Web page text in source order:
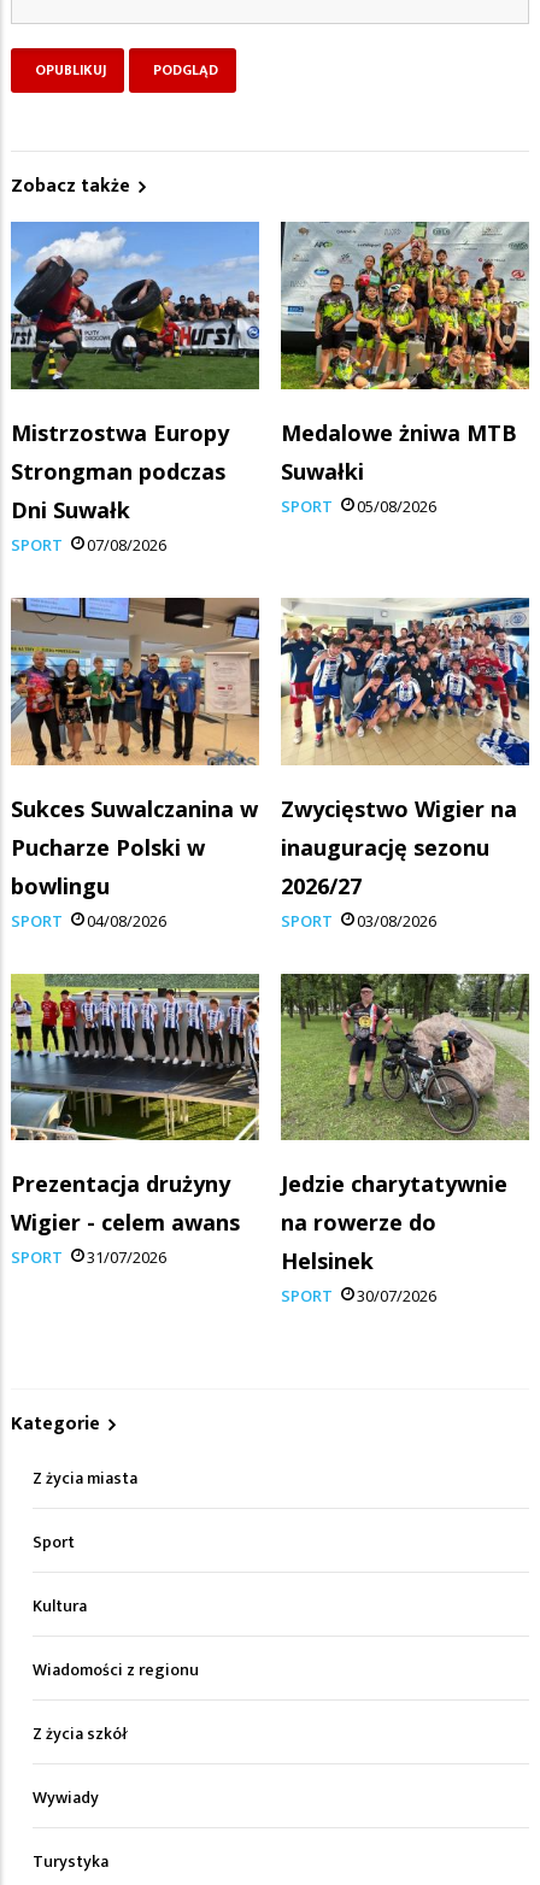
Zobacz także
Mistrzostwa Europy
Strongman podczas
Dni Suwałk
SPORT 07/08/2026
Medalowe żniwa MTB
Suwałki
SPORT 05/08/2026
Sukces Suwalczanina w
Pucharze Polski w
bowlingu
SPORT 04/08/2026
Zwycięstwo Wigier na
inaugurację sezonu
2026/27
SPORT 03/08/2026
Prezentacja drużyny
Wigier - celem awans
SPORT 31/07/2026
Jedzie charytatywnie
na rowerze do
Helsinek
SPORT 30/07/2026
Kategorie
Z życia miasta
Sport
Kultura
Wiadomości z regionu
Z życia szkół
Wywiady
Turystyka